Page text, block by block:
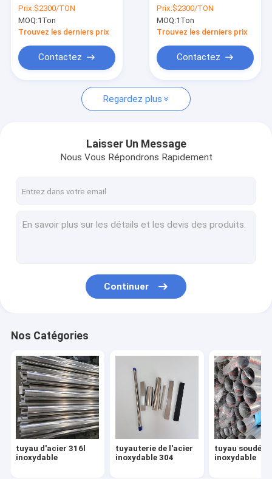
Demandez un devis
tuyau d'acier 316l inoxydable
tuyauterie de l'acier inoxydable 304
les solides solubles sans couture sifflent
Feuillard d'acier inoxydable
feuille d'acier inoxydable de miroir
Tuyau d'alliage d'aluminium
Feuille d'alliage d'aluminium
Bobine d'alliage d'aluminium
garnitures d'acier inoxydable
millimètres 1,5
millimètres
Prix:$2300/TON
MOQ:1Ton
Trouvez les derniers prix
Contactez
solides solubles de la
feuille 48 x 96 d'acier
inoxydable du miroir
Prix:$2300/TON
MOQ:1Ton
Trouvez les derniers prix
Contactez
Regardez plus
Laisser Un Message
Nous Vous Répondrons Rapidement
Continuer
Nos Catégories
tuyau d'acier 316l
inoxydable
tuyauterie de l'acier
inoxydable 304
tuyau soudé
inoxydable